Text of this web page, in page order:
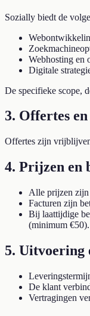
Sozially biedt de
Webhosting en
Digitale
De specifieke scope,
3. Offertes
Offertes zijn
4. Prijzen en
Alle prijzen
Facturen zijn
Bij laattijdige
(minimum €50).
5. Uitvoering
De klant
Vertragingen